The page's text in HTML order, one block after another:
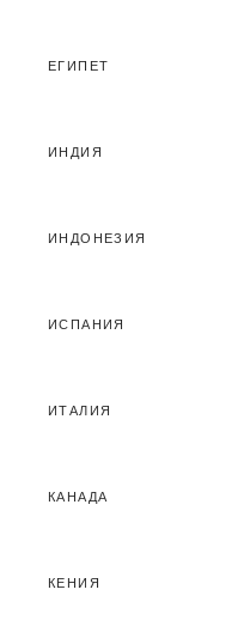
ЕГИПЕТ
ИНДИЯ
ИНДОНЕЗИЯ
ИСПАНИЯ
ИТАЛИЯ
КАНАДА
КЕНИЯ